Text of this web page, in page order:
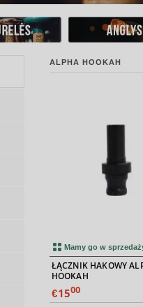
ALPHA HOOKAH
Mamy go w
ŁĄCZNIK HAKOWY
HOOKAH
€1500